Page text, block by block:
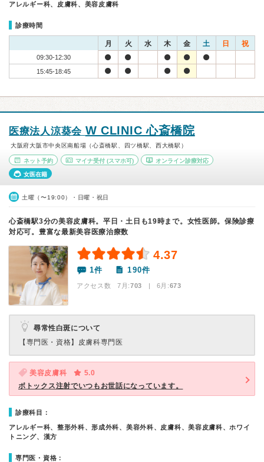
アレルギー科、皮膚科、美容皮膚科
診療時間
月 火 水 木 金 土 日 祝
09:30-12:30
15:45-18:45
医療法人涼葵会 W CLINIC 心斎橋院
大阪府大阪市中央区南船場（心斎橋駅、四ツ橋駅、西大橋駅）
ネット予約 マイナ受付(スマホ可) オンライン診療対応
女医在籍
土曜（〜19:00）・日曜・祝日
心斎橋駅3分の美容皮膚科。平日・土日も19時まで。女性医師。保険診療
対応可。豊富な最新美容医療治療数
4.37
1件 190件
アクセス数 7月:703 | 6月:673
尋常性白斑について
【専門医・資格】 皮膚科専門医
美容皮膚科
5.0
ボトックス注射でいつもお世話になっています。
診療科目：
アレルギー科、整形外科、形成外科、美容外科、皮膚科、美容皮膚科、ホワイ
トニング、漢方
専門医・資格：